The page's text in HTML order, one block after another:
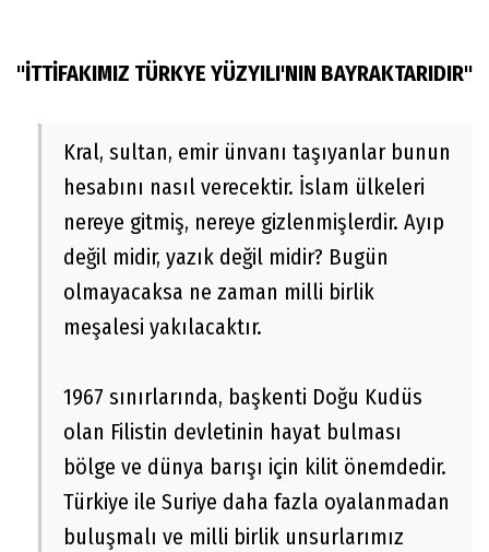
"İTTİFAKIMIZ TÜRKYE YÜZYILI'NIN BAYRAKTARIDIR"
Kral, sultan, emir ünvanı taşıyanlar bunun
hesabını nasıl verecektir. İslam ülkeleri
nereye gitmiş, nereye gizlenmişlerdir. Ayıp
değil midir, yazık değil midir? Bugün
olmayacaksa ne zaman milli birlik
meşalesi yakılacaktır.
1967 sınırlarında, başkenti Doğu Kudüs
olan Filistin devletinin hayat bulması
bölge ve dünya barışı için kilit önemdedir.
Türkiye ile Suriye daha fazla oyalanmadan
buluşmalı ve milli birlik unsurlarımız